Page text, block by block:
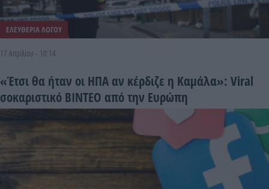
ΕΛΕΥΘΕΡΙΑ ΛΟΓΟΥ
17 Απριλίου - 10:14
«Έτσι θα ήταν οι ΗΠΑ αν κέρδιζε η Καμάλα»: Viral
σοκαριστικό ΒΙΝΤΕΟ από την Ευρώπη